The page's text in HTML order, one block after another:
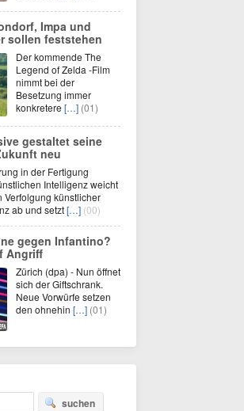
Impa und
sollen feststehen
Der kommende The
Legend of Zelda -Film
nimmt bei der
Besetzung immer
konkretere […] (01)
gestaltet seine
neu
in der Fertigung
Intelligenz weicht
Verfolgung künstlicher
ab und setzt[…] (00)
gegen Infantino?
Angriff
Zürich (dpa) - Nun öffnet
sich der Giftschrank.
Neue Vorwürfe setzen
den ohnehin […] (01)
suchen